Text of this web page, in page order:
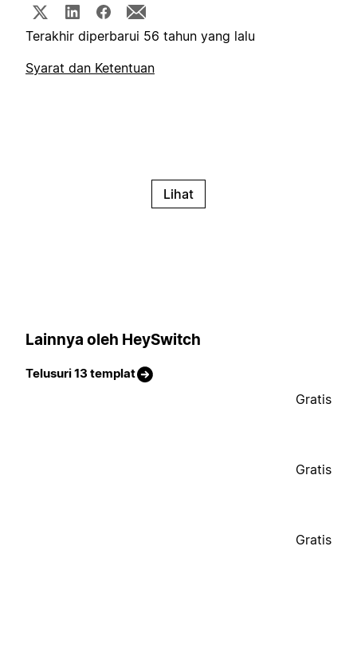
Terakhir diperbarui 56 tahun yang lalu
Syarat dan Ketentuan
Lihat
Lainnya oleh HeySwitch
Telusuri 13 templat
Gratis
Gratis
Gratis